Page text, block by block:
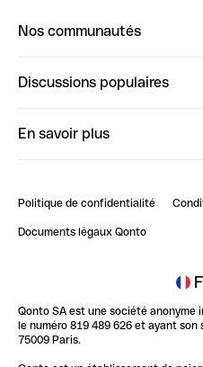
Nos communautés
ClubQonto
Discussions populaires
Impact de l'IA sur les
En savoir plus
Blog
Newsroom
Glossaire finance
Politique de confidentialité
Documents légaux Qonto
Qonto SA est une société anonyme
le numéro 819 489 626 et ayant
75009 Paris.